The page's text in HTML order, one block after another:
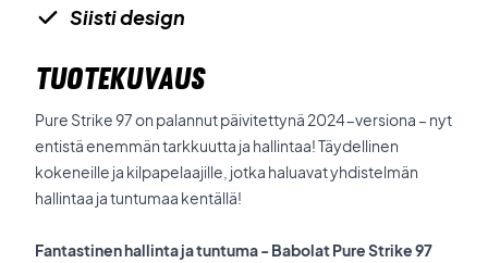
Siisti design
TUOTEKUVAUS
Pure Strike 97 on palannut päivitettynä 2024-versiona – nyt
entistä enemmän tarkkuutta ja hallintaa! Täydellinen
kokeneille ja kilpapelaajille, jotka haluavat yhdistelmän
hallintaa ja tuntumaa kentällä!
Fantastinen hallinta ja tuntuma - Babolat Pure Strike 97